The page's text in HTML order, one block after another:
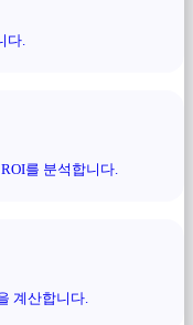
다.
를 분석합니다.
계산합니다.